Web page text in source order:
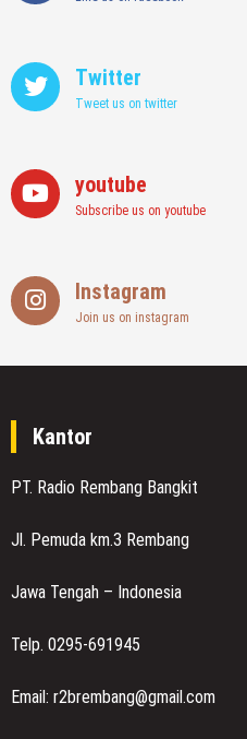
Twitter
Tweet us on twitter
youtube
Subscribe us on youtube
Instagram
Join us on instagram
Kantor
PT. Radio Rembang Bangkit
Jl. Pemuda km.3 Rembang
Jawa Tengah – Indonesia
Telp. 0295-691945
Email: r2brembang@gmail.com